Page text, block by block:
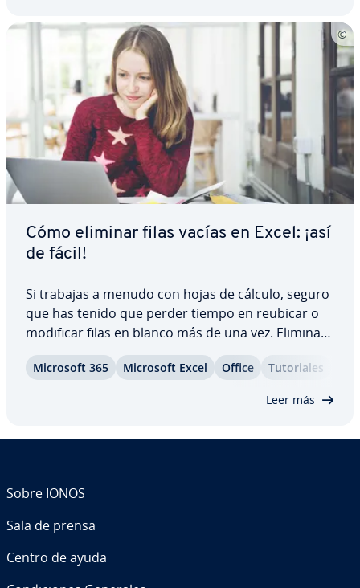
Cómo eliminar filas vacías en Excel: ¡así
de fácil!
Si trabajas a menudo con hojas de cálculo, seguro
que has tenido que perder tiempo en reubicar o
modificar filas en blanco más de una vez. Eli­mi­nar­
las a mano una por una puede ser tedioso, pero,
por suerte, Excel permite se­le­c­cio­nar­las todas au­
Microsoft 365 Microsoft Excel Office Tu­to­ria­les
Leer más
Sobre IONOS
Sala de prensa
Centro de ayuda